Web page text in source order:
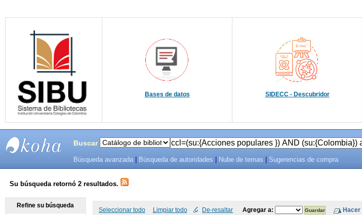
Bases de datos SIDECC - Descubridor
SISTEMAS
DE
Buscar
Búsqueda avanzada Búsqueda de autoridades Nube de temas Sugerencias de compra
Su búsqueda retornó 2 resultados.
Seleccionar todo Limpiar todo De-resaltar Agregar a:
Refine su búsqueda